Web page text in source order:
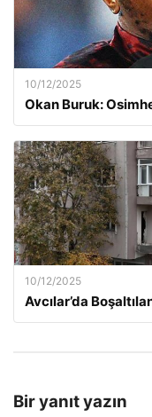
10/12/2025
Okan Buruk:
10/12/2025
Avcılar’da
Bir yanıt yazın